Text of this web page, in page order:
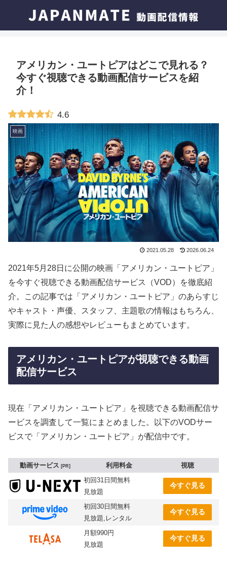
アメリカン・ユートピアはどこで見れる？
今すぐ視聴できる動画配信サービスを紹
介！
4.6
映画
2021.05.28 2026.06.24
2021年5月28日に公開の映画「アメリカン・ユートピア」
を今すぐ視聴できる動画配信サービス（VOD）を徹底紹
介。この記事では「アメリカン・ユートピア」のあらすじ
やキャスト・声優、スタッフ、主題歌の情報はもちろん、
実際に見た人の感想やレビューもまとめています。
アメリカン・ユートピアが視聴できる動画
配信サービス
現在「アメリカン・ユートピア」を視聴できる動画配信サ
ービスを調査して一覧にまとめました。以下のVODサー
ビスで「アメリカン・ユートピア」が配信中です。
動画サービス PR 利用料金
視聴
初回31日間無料
見放題
今すぐ見る
初回30日間無料
見放題,レンタル
今すぐ見る
月額990円
見放題
今すぐ見る